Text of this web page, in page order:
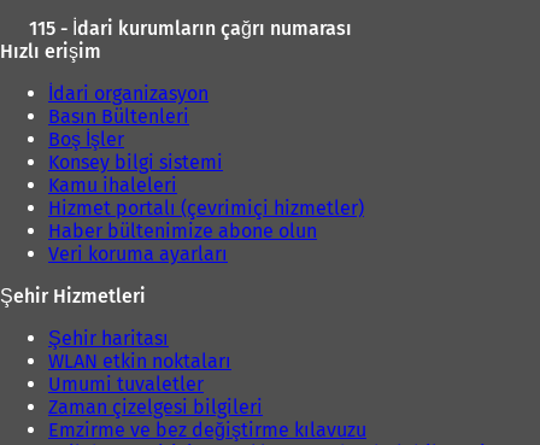
115 - İdari kurumların çağrı numarası
Hızlı erişim
İdari organizasyon
Basın Bültenleri
Boş İşler
Konsey bilgi sistemi
Kamu ihaleleri
Hizmet portalı (çevrimiçi hizmetler)
Haber bültenimize abone olun
Veri koruma ayarları
Şehir Hizmetleri
Şehir haritası
WLAN etkin noktaları
Umumi tuvaletler
Zaman çizelgesi bilgileri
Emzirme ve bez değiştirme kılavuzu